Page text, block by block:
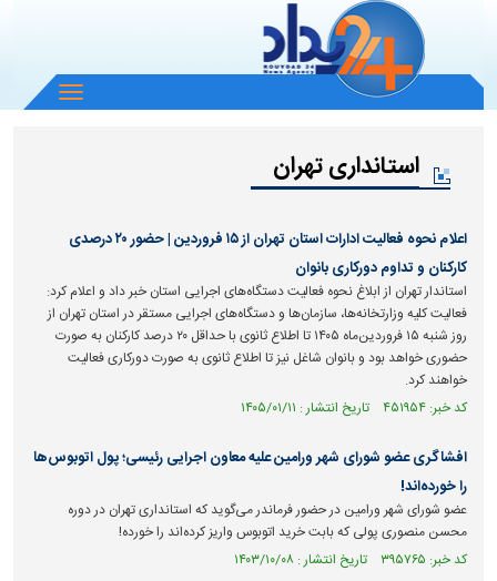
باز
و
استانداری تهران
اعلام نحوه فعالیت ادارات استان تهران از ۱۵ فروردین | حضور ۲۰ درصدی
کارکنان و تداوم دورکاری بانوان
استاندار تهران از ابلاغ نحوه فعالیت دستگاه‌های اجرایی استان خبر داد و اعلام کرد:
فعالیت کلیه وزارتخانه‌ها، سازمان‌ها و دستگاه‌های اجرایی مستقر در استان تهران از
روز شنبه ۱۵ فروردین‌ماه ۱۴۰۵ تا اطلاع ثانوی با حداقل ۲۰ درصد کارکنان به صورت
حضوری خواهد بود و بانوان شاغل نیز تا اطلاع ثانوی به صورت دورکاری فعالیت
خواهند کرد.
کد خبر: ۴۵۱۹۵۴ تاریخ انتشار : ۱۴۰۵/۰۱/۱۱
افشاگری عضو شورای شهر ورامین علیه معاون اجرایی رئیسی؛ پول اتوبوس‌ها
را خورده‌اند!
عضو شورای شهر ورامین در حضور فرماندر می‌گوید که استانداری تهران در دوره
محسن منصوری پولی که بابت خرید اتوبوس واریز کرده‌اند را خورده!
کد خبر: ۳۹۵۷۶۵ تاریخ انتشار : ۱۴۰۳/۱۰/۰۸